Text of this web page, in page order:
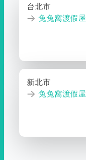
台北市
兔兔窩渡假屋
新北市
兔兔窩渡假屋